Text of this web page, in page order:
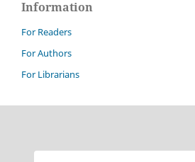
Information
For Readers
For Authors
For Librarians